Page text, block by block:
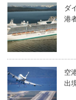
ダ
港
空
出